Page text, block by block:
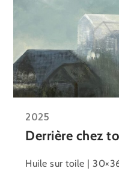
2025
Derrière chez
Huile sur toile |